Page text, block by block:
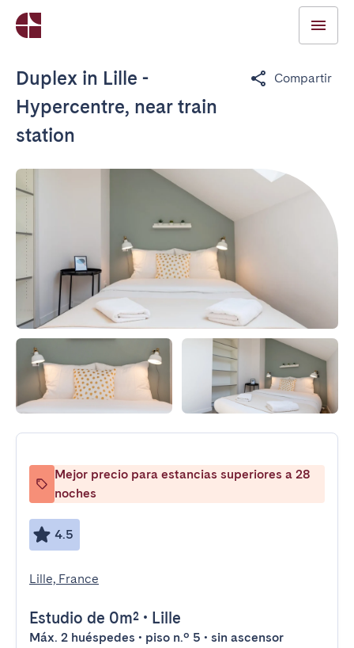
Duplex in Lille -
Hypercentre, near train
station
Compartir
Mejor precio para estancias superiores a 28
noches
4.5
Lille, France
Estudio de 0m² • Lille
Máx. 2 huéspedes • piso n.º 5 • sin ascensor